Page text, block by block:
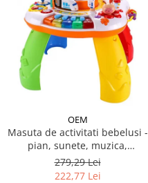
OEM
Masuta de activitati bebelusi -
pian, sunete, muzica,
personaje, numere
279,29 Lei
222,77 Lei